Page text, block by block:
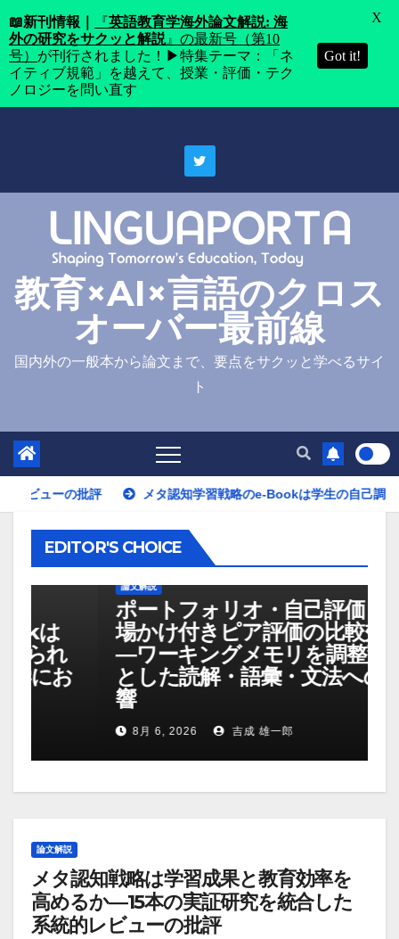
教育×AI×言語のクロス
オーバー最前線
国内外の一般本から論文まで、要点をサクッと学べるサイ
ト
メタ認知学習戦略のe-Bookは学生の自己調整学習を育て
EDITOR'S CHOICE
論文解説
ポートフォリオ・自己評価・足
場かけ付きピア評価の比較効果
―ワーキングメモリを調整変数
とした読解・語彙・文法への影
8月 6, 2026 吉成 雄一郎
論文解説
メタ認知戦略は学習成果と教育効率を
高めるか―15本の実証研究を統合した
系統的レビューの批評
📖新刊情報｜ 『英語教育学海外論文解説: 海
外の研究をサクッと解説』の最新号（第10
号） が刊行されました！▶特集テーマ：「ネ
イティブ規範」を越えて、授業・評価・テク
ノロジーを問い直す
Got it!
X